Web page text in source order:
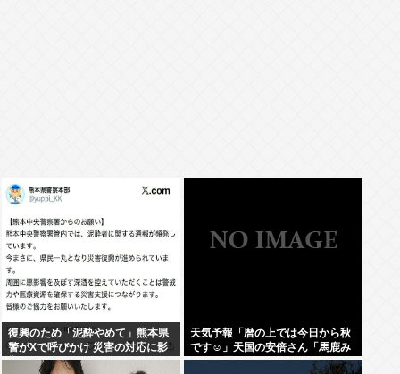
復興のため「泥酔やめて」熊本県
警がXで呼びかけ 災害の対応に影
響
天気予報「暦の上では今日から秋
です☺」天国の安倍さん「馬鹿み
たいな暦だな」